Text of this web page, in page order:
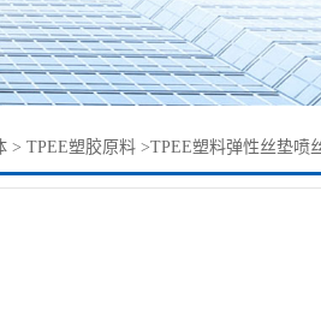
> TPEE塑胶原料 >TPEE塑料弹性丝垫喷